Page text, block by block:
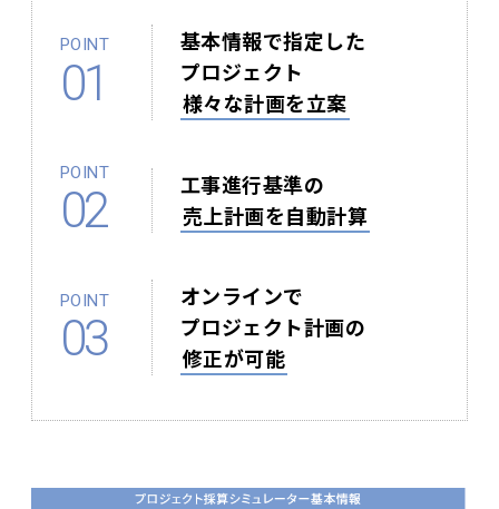
POINT
01
基本情報で指定した
プロジェクト
様々な計画を立案
POINT
02
工事進行基準の
売上計画を自動計算
POINT
03
オンラインで
プロジェクト計画の
修正が可能